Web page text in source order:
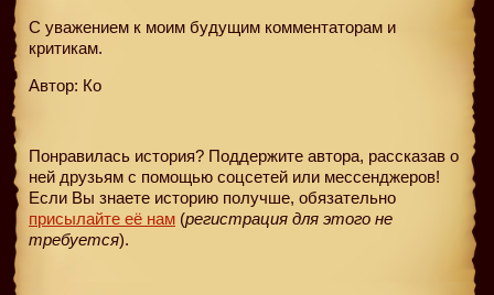
С уважением к моим будущим комментаторам и
критикам.
Автор: Ко
Понравилась история? Поддержите автора, рассказав о
ней друзьям с помощью соцсетей или мессенджеров!
Если Вы знаете историю получше, обязательно
присылайте её нам (регистрация для этого не
требуется).